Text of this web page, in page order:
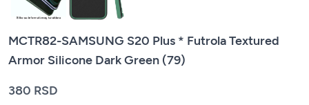
MCTR82-SAMSUNG S20 Plus * Futrola Textured
Armor Silicone Dark Green (79)
380 RSD